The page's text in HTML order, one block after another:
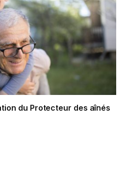
du Protecteur des aînés